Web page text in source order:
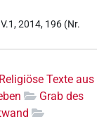
2014, 196 (Nr.
Religiöse Texte aus
Grab des